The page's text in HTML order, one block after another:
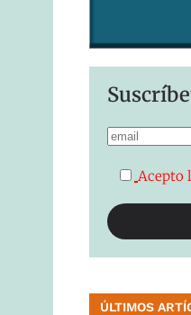
Acepto
ÚLTIMOS